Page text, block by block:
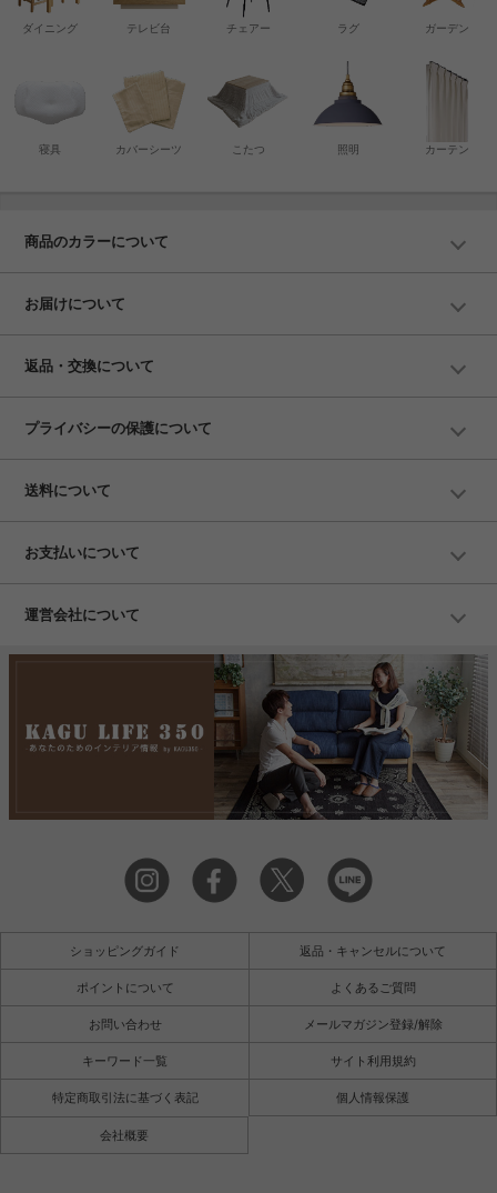
寝具 カバーシーツ
チェアー
こたつ
テレビ台
ダイニング ラグ
カーテン
照明
ガーデン
商品のカラーについて
お届けについて
返品・交換について
プライバシーの保護について
送料について
お支払いについて
運営会社について
ショッピングガイド 返品・キャンセルについて
ポイントについて よくあるご質問
お問い合わせ メールマガジン登録/解除
キーワード一覧 サイト利用規約
特定商取引法に基づく表記 個人情報保護
会社概要